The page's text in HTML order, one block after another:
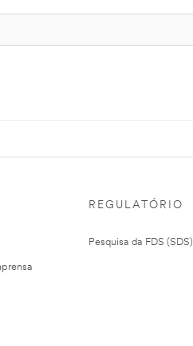
REGULATÓRIO
Pesquisa da FDS (SDS)